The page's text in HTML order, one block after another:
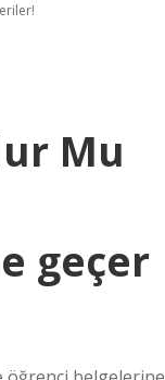
Mu
geçer